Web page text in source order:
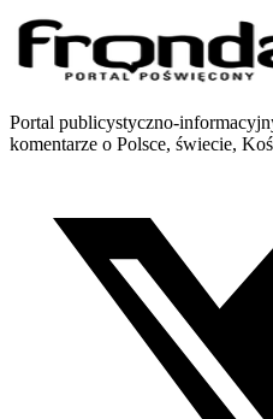
Portal publicystyczno-
komentarze o Polsce, świecie,